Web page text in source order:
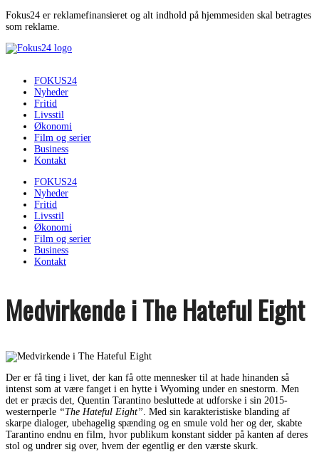
Fokus24 er reklamefinansieret og alt indhold på hjemmesiden skal betragtes
som reklame.
FOKUS24
Nyheder
Fritid
Livsstil
Økonomi
Film og serier
Business
Kontakt
FOKUS24
Nyheder
Fritid
Livsstil
Økonomi
Film og serier
Business
Kontakt
Medvirkende i The Hateful Eight
Der er få ting i livet, der kan få otte mennesker til at hade hinanden så
intenst som at være fanget i en hytte i Wyoming under en snestorm. Men
det er præcis det, Quentin Tarantino besluttede at udforske i sin 2015-
westernperle “The Hateful Eight” . Med sin karakteristiske blanding af
skarpe dialoger, ubehagelig spænding og en smule vold her og der, skabte
Tarantino endnu en film, hvor publikum konstant sidder på kanten af deres
stol og undrer sig over, hvem der egentlig er den værste skurk.